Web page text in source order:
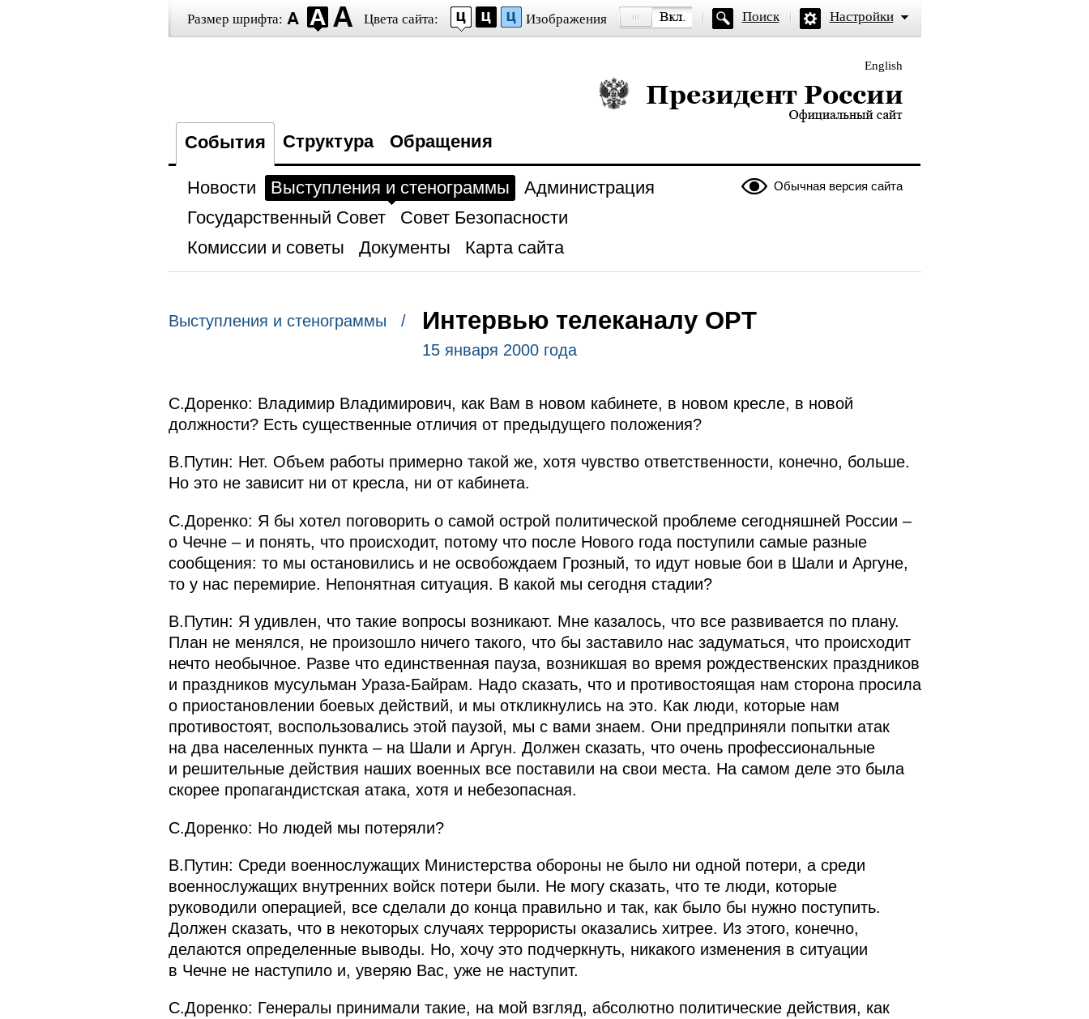
Размер шрифта: Цвета сайта: Изображения Поиск Настройки
English
Президент России — официальный сайт
События Структура Обращения
Обычная версия сайта
Новости Выступления и стенограммы
Администрация
Государственный Совет
Совет Безопасности
Комиссии и советы
Документы Карта сайта
Выступления и стенограммы / Интервью телеканалу ОРТ
15 января 2000 года
С.Доренко: Владимир Владимирович, как Вам в новом кабинете, в новом кресле, в новой
должности? Есть существенные отличия от предыдущего положения?
В.Путин: Нет. Объем работы примерно такой же, хотя чувство ответственности, конечно, больше.
Но это не зависит ни от кресла, ни от кабинета.
С.Доренко: Я бы хотел поговорить о самой острой политической проблеме сегодняшней России –
о Чечне – и понять, что происходит, потому что после Нового года поступили самые разные
сообщения: то мы остановились и не освобождаем Грозный, то идут новые бои в Шали и Аргуне,
то у нас перемирие. Непонятная ситуация. В какой мы сегодня стадии?
В.Путин: Я удивлен, что такие вопросы возникают. Мне казалось, что все развивается по плану.
План не менялся, не произошло ничего такого, что бы заставило нас задуматься, что происходит
нечто необычное. Разве что единственная пауза, возникшая во время рождественских праздников
и праздников мусульман Ураза-Байрам. Надо сказать, что и противостоящая нам сторона просила
о приостановлении боевых действий, и мы откликнулись на это. Как люди, которые нам
противостоят, воспользовались этой паузой, мы с вами знаем. Они предприняли попытки атак
на два населенных пункта – на Шали и Аргун. Должен сказать, что очень профессиональные
и решительные действия наших военных все поставили на свои места. На самом деле это была
скорее пропагандистская атака, хотя и небезопасная.
С.Доренко: Но людей мы потеряли?
В.Путин: Среди военнослужащих Министерства обороны не было ни одной потери, а среди
военнослужащих внутренних войск потери были. Не могу сказать, что те люди, которые
руководили операцией, все сделали до конца правильно и так, как было бы нужно поступить.
Должен сказать, что в некоторых случаях террористы оказались хитрее. Из этого, конечно,
делаются определенные выводы. Но, хочу это подчеркнуть, никакого изменения в ситуации
в Чечне не наступило и, уверяю Вас, уже не наступит.
С.Доренко: Генералы принимали такие, на мой взгляд, абсолютно политические действия, как